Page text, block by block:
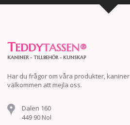
TEDDYTASSEN®
KANINER - TILLBEHÖR - KUNSKAP
Har du frågor om våra produkter,
välkommen att mejla oss.
Dalen 160
449 90 Nol